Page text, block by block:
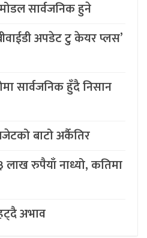
सार्वजनिक हुने
अपडेट टु केयर प्लस’
सार्वजनिक हुँदै निसान
बाटो अर्कैतिर
लाख रुपैयाँ नाध्यो, कतिमा
अभाव